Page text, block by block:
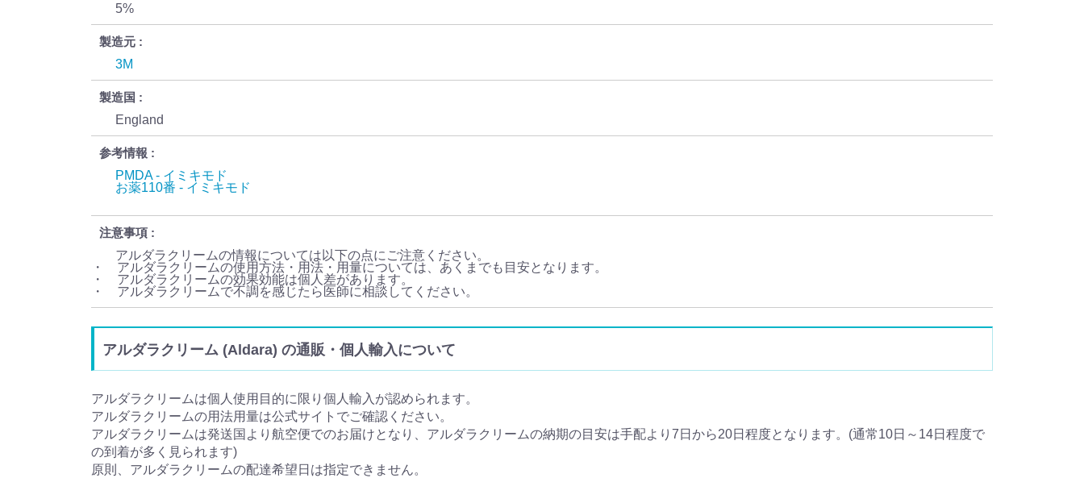
5%
製造元
3M
製造国
England
参考情報
PMDA - イミキモド
お薬110番 - イミキモド
注意事項
アルダラクリームの情報については以下の点にご注意ください。
・ アルダラクリームの使用方法・用法・用量については、あくまでも目安となります。
・ アルダラクリームの効果効能は個人差があります。
・ アルダラクリームで不調を感じたら医師に相談してください。
アルダラクリーム (Aldara) の通販・個人輸入について
アルダラクリームは個人使用目的に限り個人輸入が認められます。
アルダラクリームの用法用量は公式サイトでご確認ください。
アルダラクリームは発送国より航空便でのお届けとなり、アルダラクリームの納期の目安は手配より7日から20日程度となります。(通常10日～14日程度で
の到着が多く見られます)
原則、アルダラクリームの配達希望日は指定できません。